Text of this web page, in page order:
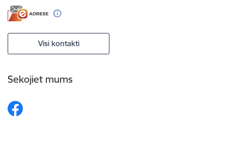
Visi kontakti
Sekojiet mums